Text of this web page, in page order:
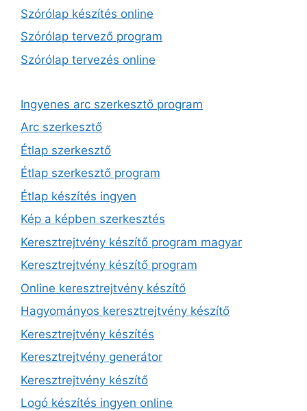
Szórólap készítés online
Szórólap tervező program
Szórólap tervezés online
Ingyenes arc szerkesztő program
Arc szerkesztő
Étlap szerkesztő
Étlap szerkesztő program
Étlap készítés ingyen
Kép a képben szerkesztés
Keresztrejtvény készítő program magyar
Keresztrejtvény készítő program
Online keresztrejtvény készítő
Hagyományos keresztrejtvény készítő
Keresztrejtvény készítés
Keresztrejtvény generátor
Keresztrejtvény készítő
Logó készítés ingyen online